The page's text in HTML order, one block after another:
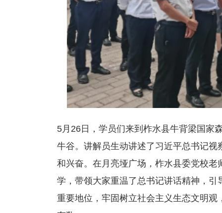
5月26日，学员们来到柞水县牛背梁国家
牛谷。讲解员生动讲述了习近平总书记
和兴奋。在月亮垭广场，柞水县委党校
学，带领大家重温了总书记讲话精神，
重要地位，牢固树立社会主义生态文明观